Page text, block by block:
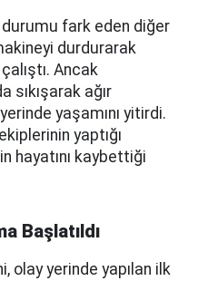
fark eden diğer
durdurarak
Ancak
sıkışarak ağır
yaşamını yitirdi.
yaptığı
hayatını kaybettiği
Başlatıldı
olay yerinde yapılan ilk